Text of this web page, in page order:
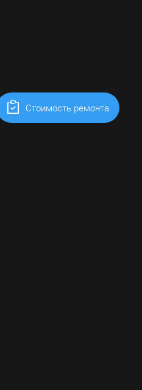
Cтоимость ремонта